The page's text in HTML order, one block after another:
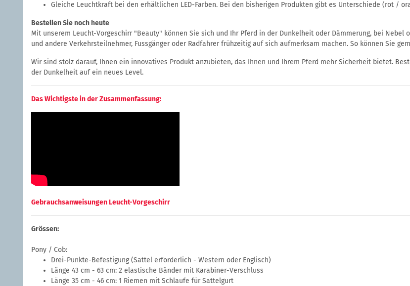
Gleiche Leuchtkraft bei den erhältlichen LED-Farben. Bei den bisherigen Produkten gibt es Unterschiede (rot /
Bestellen Sie noch heute
Mit unserem Leucht-Vorgeschirr "Beauty" können Sie sich und Ihr Pferd in der Dunkelheit oder Dämmerung, bei Nebel
und andere Verkehrsteilnehmer, Fussgänger oder Radfahrer frühzeitig auf sich aufmerksam machen. So können Sie
Wir sind stolz darauf, Ihnen ein innovatives Produkt anzubieten, das Ihnen und Ihrem Pferd mehr Sicherheit bietet.
der Dunkelheit auf ein neues Level.
Das Wichtigste in der Zusammenfassung:
Gebrauchsanweisungen Leucht-Vorgeschirr
Grössen:
Pony / Cob:
Drei-Punkte-Befestigung (Sattel erforderlich - Western oder Englisch)
Länge 43 cm - 63 cm: 2 elastische Bänder mit Karabiner-Verschluss
Länge 35 cm - 46 cm: 1 Riemen mit Schlaufe für Sattelgurt